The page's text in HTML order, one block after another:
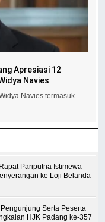
Apresiasi 12
Navies
Navies termasuk
Pariputna Istimewa
ke Loji Belanda
Serta Peserta
HJK Padang ke-357